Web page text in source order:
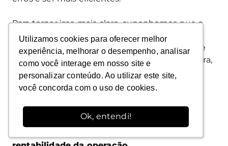
Utilizamos cookies para oferecer melhor
experiência, melhorar o desempenho, analisar
como você interage em nosso site e
personalizar conteúdo. Ao utilizar este site,
você concorda com o uso de cookies.
Ok, entendi!
Utilizamos cookies para oferecer melhor
experiência, melhorar o desempenho, analisar
como você interage em nosso site e
personalizar conteúdo. Ao utilizar este site,
você concorda com o uso de cookies.
Ok, entendi!
Para tornar isso mais claro, suponhamos que o
mesmo agente de logística, citado
anteriormente, fora adaptado para um “agente
baseado em utilidade”. Seu objetivo anterior era,
apenas, manter as colhedoras funcionando.
esvaziando seus tanques armazenadores
com o menor custo de diesel e o menor